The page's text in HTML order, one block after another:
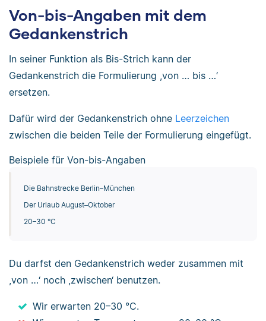
Von-bis-Angaben mit dem
Gedankenstrich
In seiner Funktion als Bis-Strich kann der
Gedankenstrich die Formulierung ,von … bis …‘
ersetzen.
Dafür wird der Gedankenstrich ohne Leerzeichen
zwischen die beiden Teile der Formulierung eingefügt.
Beispiele für Von-bis-Angaben
Die Bahnstrecke Berlin–München
Der Urlaub August–Oktober
20–30 °C
Du darfst den Gedankenstrich weder zusammen mit
,von …‘ noch ,zwischen‘ benutzen.
Wir erwarten 20–30 °C.